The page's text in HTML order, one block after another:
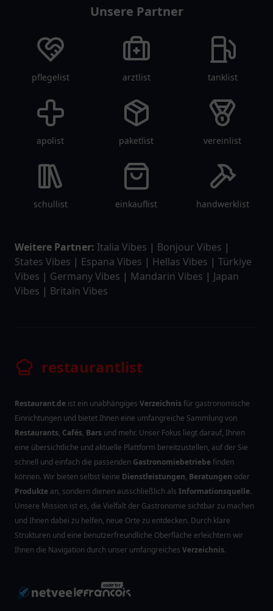
Unsere Partner
pflegelist arztlist tanklist
apolist paketlist vereinlist
schullist einkauflist handwerklist
Weitere Partner: Italia Vibes | Bonjour Vibes |
States Vibes | Espana Vibes | Hellas Vibes | Türkiye
Vibes | Germany Vibes | Mandarin Vibes | Japan
Vibes | Britain Vibes
restaurantlist
Restaurant.de ist ein unabhängiges Verzeichnisfür gastronomische
Einrichtungen und bietet Ihnen eine umfangreiche Sammlung von
Restaurants, Cafés, Bars und mehr. Unser Fokus liegt darauf, Ihnen
eine übersichtliche und aktuelle Plattform bereitzustellen, auf der Sie
schnell und einfach die passenden Gastronomiebetriebefinden
können. Wir bieten selbst keine Dienstleistungen, Beratungen oder
Produkte an, sondern dienen ausschließlich als Informationsquelle.
Unsere Mission ist es, die Vielfalt der Gastronomie sichtbar zu machen
und Ihnen dabei zu helfen, neue Orte zu entdecken. Durch klare
Strukturen und eine benutzerfreundliche Oberfläche erleichtern wir
Ihnen die Navigation durch unser umfangreiches Verzeichnis.